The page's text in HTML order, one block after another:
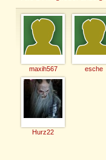
maxih567 esche
Hurz22